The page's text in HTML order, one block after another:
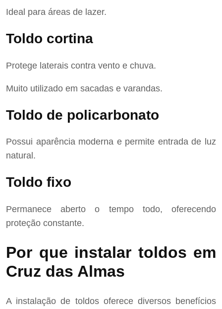
Ideal para áreas de lazer.
Toldo cortina
Protege laterais contra vento e chuva.
Muito utilizado em sacadas e varandas.
Toldo de policarbonato
Possui aparência moderna e permite entrada de luz
natural.
Toldo fixo
Permanece aberto o tempo todo, oferecendo
proteção constante.
Por que instalar toldos em
Cruz das Almas
A instalação de toldos oferece diversos benefícios